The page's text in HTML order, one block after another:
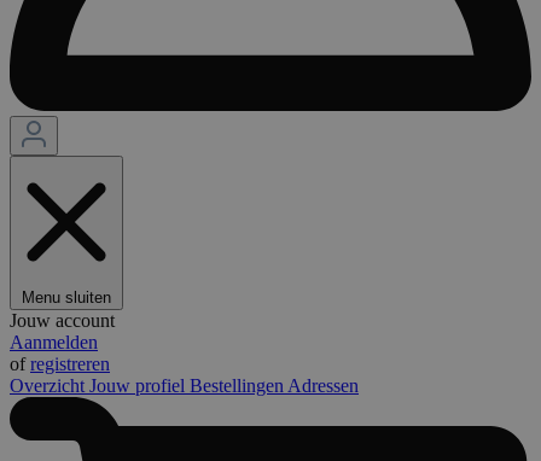
Menu sluiten
Jouw account
Aanmelden
ofregistreren
Overzicht Jouw profiel Bestellingen Adressen